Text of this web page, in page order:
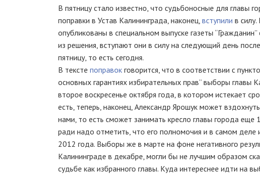
В пятницу стало известно, что судьбоносные для главы
поправки в Устав Калининграда, наконец, вступили в
опубликованы в специальном выпуске газеты
из решения, вступают они в силу на следующий день
пятницу, то есть сегодня.
В тексте поправок говорится, что в соответствии с
основных гарантиях избирательных прав” выборы главы
второе воскресенье октября года, в котором истекает
есть, теперь, наконец, Александр Ярошук может
нами, то есть сможет занимать кресло главы города еще
ради надо отметить, что его полномочия и в самом деле
2012 года. Выборы же в марте на фоне негативного
Калининграде в декабре, могли бы не лучшим образом
судьбе как избранного главы. Куда интереснее идти на